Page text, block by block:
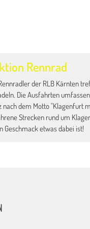
Rennrad
der RLB Kärnten
Die Ausfahrten
nach dem Motto "Klagenfurt
Strecken rund um
Geschmack etwas dabei ist!